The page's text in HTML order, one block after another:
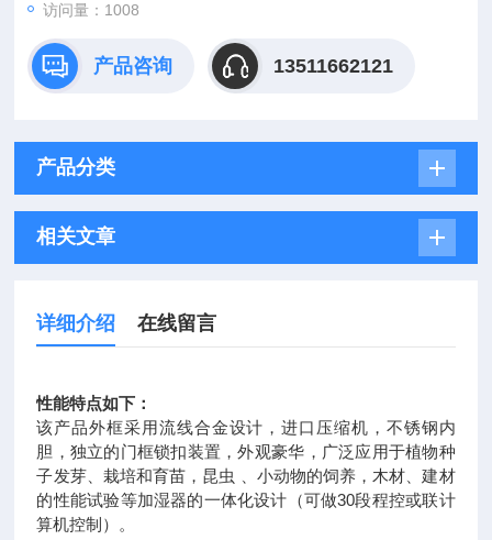
访问量：1008
产品咨询 13511662121
产品分类
相关文章
详细介绍 在线留言
性能特点如下：
该产品外框采用流线合金设计，进口压缩机，不锈钢内
胆，独立的门框锁扣装置，外观豪华，广泛应用于植物种
子发芽、栽培和育苗，昆虫 、小动物的饲养，木材、建材
的性能试验等加湿器的一体化设计（可做30段程控或联计
算机控制）。